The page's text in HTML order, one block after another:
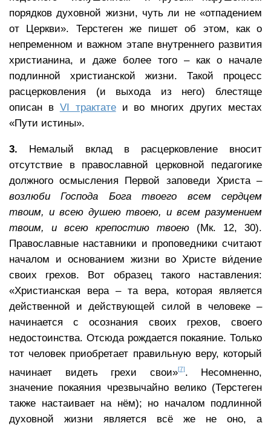
порядков духовной жизни, чуть ли не «отпадением
от Церкви». Терстеген же пишет об этом, как о
непременном и важном этапе внутреннего развития
христианина, и даже более того – как о начале
подлинной христианской жизни. Такой процесс
расцерковления (и выхода из него) блестяще
описан в VI трактатеи во многих других местах
«Пути истины».
3. Немалый вклад в расцерковление вносит
отсутствие в православной церковной педагогике
должного осмысления Первой заповеди Христа –
возлюби Господа Бога твоего всем сердцем
твоим, и всею душею твоею, и всем разумением
твоим, и всею крепостию твоею (Мк. 12, 30).
Православные наставники и проповедники считают
началом и основанием жизни во Христе ви́дение
своих грехов. Вот образец такого наставления:
«Христианская вера – та вера, которая является
действенной и действующей силой в человеке –
начинается с осознания своих грехов, своего
недостоинства. Отсюда рождается покаяние. Только
тот человек приобретает правильную веру, который
начинает видеть грехи свои»[7]. Несомненно,
значение покаяния чрезвычайно велико (Терстеген
также настаивает на нём); но началом подлинной
духовной жизни является всё же не оно, а